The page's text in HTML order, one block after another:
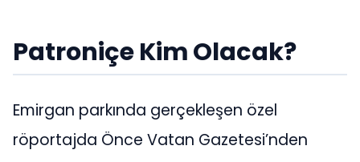
Patroniçe Kim Olacak?
Emirgan parkında gerçekleşen özel
röportajda Önce Vatan Gazetesi’nden